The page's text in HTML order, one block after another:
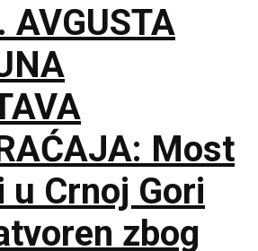
AVGUSTA
Most
u Crnoj Gori
zbog